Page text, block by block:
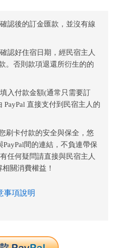
認後的訂金匯款，並沒有線
認好住宿日期，經民宿主人
。否則款項退還所衍生的的
入付款金額(通常只需要訂
直接支付到民宿主人的
刷卡付款的安全與保全，悠
間的連結，不負連帶保
任何疑問請直接與民宿主人
關消費權益！
事項說明